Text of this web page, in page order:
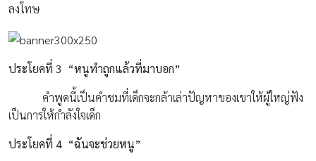
ลงโทษ
ประโยคที่ 3 “หนูทำถูกแล้วที่มาบอก”
คำพูดนี้เป็นคำชมที่เด็กจะกล้าเล่าปัญหาของเขาให้ผู้ใหญ่ฟัง
เป็นการให้กำลังใจเด็ก
ประโยคที่ 4 “ฉันจะช่วยหนู”